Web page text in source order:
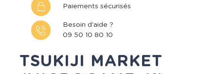
Paiements sécurisés
Besoin d'aide ?
09 50 10 80 10
TSUKIJI MARKET